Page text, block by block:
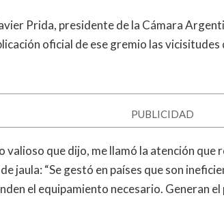
Prida, presidente de la Cámara
oficial de ese gremio las vicisitudes
PUBLICIDAD
valioso que dijo, me llamó la atención que
jaula: “Se gestó en países que son
el equipamiento necesario. Generan